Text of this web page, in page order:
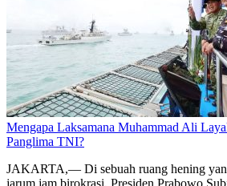
Mengapa Laksamana Muhammad Ali
Panglima TNI?
JAKARTA,— Di sebuah ruang hening